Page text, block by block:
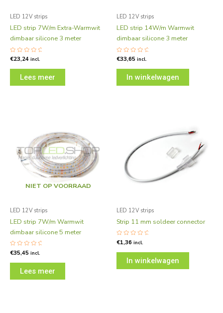
LED 12V strips
LED strip 7W/m Extra-Warmwit
dimbaar silicone 3 meter
Gewaardeerd
0
€23,24 incl.
Lees meer
LED 12V strips
LED strip 14W/m Warmwit
dimbaar silicone 3 meter
Gewaardeerd
0
€33,65 incl.
In winkelwagen
NIET OP VOORRAAD
LED 12V strips
LED strip 7W/m Warmwit
dimbaar silicone 5 meter
Gewaardeerd
0
€35,45 incl.
Lees meer
LED 12V strips
Strip 11 mm soldeer connector
Gewaardeerd
0
€1,36 incl.
In winkelwagen